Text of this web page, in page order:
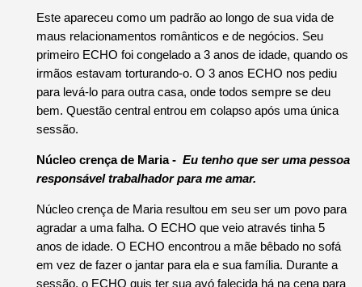
Este apareceu como um padrão ao longo de sua vida de
maus relacionamentos românticos e de negócios. Seu
primeiro ECHO foi congelado a 3 anos de idade, quando os
irmãos estavam torturando-o. O 3 anos ECHO nos pediu
para levá-lo para outra casa, onde todos sempre se deu
bem. Questão central entrou em colapso após uma única
sessão.
Núcleo crença de Maria - Eu tenho que ser uma pessoa
responsável trabalhador para me amar.
Núcleo crença de Maria resultou em seu ser um povo para
agradar a uma falha. O ECHO que veio através tinha 5
anos de idade. O ECHO encontrou a mãe bêbado no sofá
em vez de fazer o jantar para ela e sua família. Durante a
sessão, o ECHO quis ter sua avó falecida há na cena para